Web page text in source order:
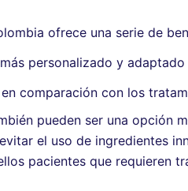
ofrece una serie de
personalizado y
comparación con los
pueden ser una opción
el uso de ingredientes
pacientes que requieren